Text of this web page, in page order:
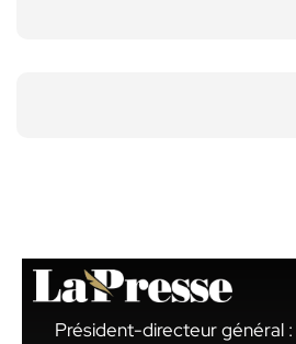
Président-directeur général :